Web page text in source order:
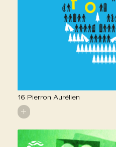
16 Pierron Aurélien
+